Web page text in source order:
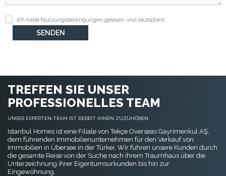
Ich habe Nutzungsbedingungen gelesen und akzeptiert
TREFFEN SIE UNSER
PROFESSIONELLES TEAM
UNSER EXPERTEN-TEAM IST BEREIT IHNEN ZUZUHÖREN
Istanbul Homes ist eine Filiale von Tekçe Overseas Gayrimenkul AŞ,
dem führenden Immobilienunternehmen für den Verkauf von
Immobilien in Übersee in der Türkei. Wir führen unsere Kunden durch
die gesamte Reise von der Suche nach ihrem Traumhaus über die
Unterzeichnung ihrer Eigentumsurkunden bis hin zur
Eingewöhnung.